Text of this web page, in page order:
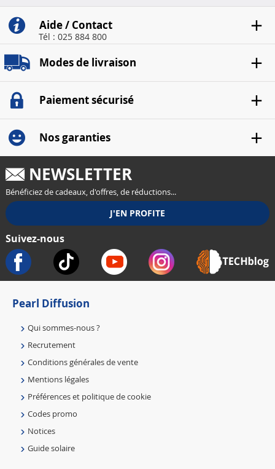
Aide / Contact
Tél : 025 884 800
Modes de livraison
Paiement sécurisé
Nos garanties
NEWSLETTER
Bénéficiez de cadeaux, d'offres, de réductions...
Suivez-nous
Pearl Diffusion
Qui sommes-nous ?
Recrutement
Conditions générales de vente
Mentions légales
Préférences et politique de cookie
Codes promo
Notices
Guide solaire